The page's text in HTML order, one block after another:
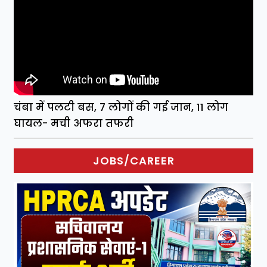
चंबा में पलटी बस, 7 लोगों की गई जान, 11 लोग
घायल- मची अफरा तफरी
JOBS/CAREER